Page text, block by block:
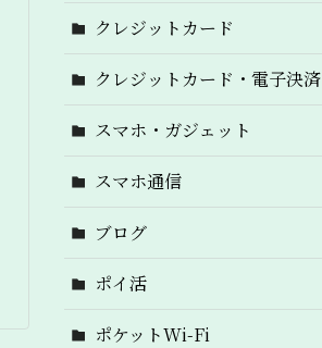
クレジットカード
クレジットカード・電子決済
スマホ・ガジェット
スマホ通信
ブログ
ポイ活
ポケットWi-Fi